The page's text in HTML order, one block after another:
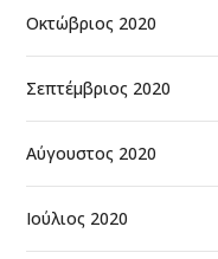
Οκτώβριος 2020
Σεπτέμβριος 2020
Αύγουστος 2020
Ιούλιος 2020